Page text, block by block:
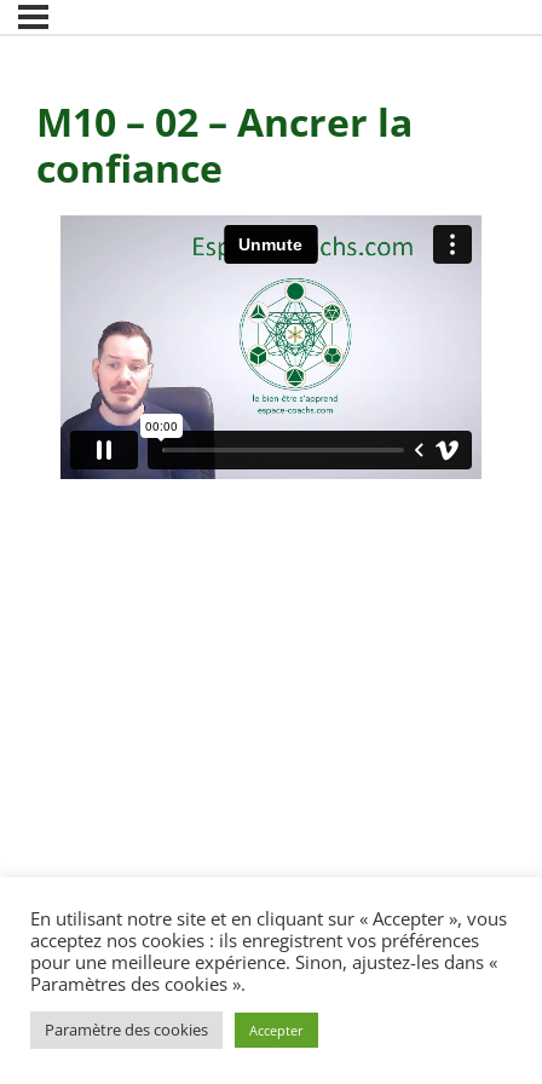
M10 – 02 – Ancrer la
confiance
En utilisant notre site et en cliquant sur « Accepter », vous
acceptez nos cookies : ils enregistrent vos préférences
pour une meilleure expérience. Sinon, ajustez-les dans «
Paramètres des cookies ».
Paramètre des cookies Accepter